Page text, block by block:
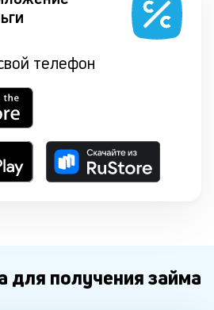
телефон
для получения займа